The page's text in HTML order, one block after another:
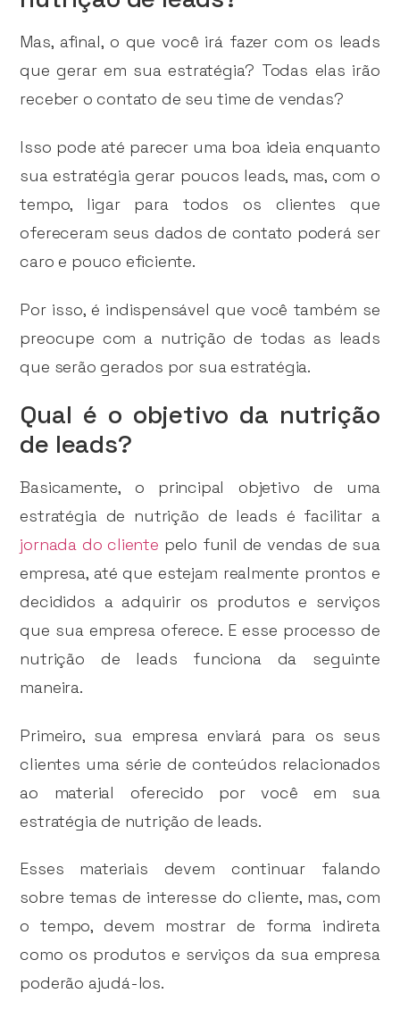
Mas, afinal, o que você irá fazer com os leads
que gerar em sua estratégia? Todas elas irão
receber o contato de seu time de vendas?
Isso pode até parecer uma boa ideia enquanto
sua estratégia gerar poucos leads, mas, com o
tempo, ligar para todos os clientes que
ofereceram seus dados de contato poderá ser
caro e pouco eficiente.
Por isso, é indispensável que você também se
preocupe com a nutrição de todas as leads
que serão gerados por sua estratégia.
Qual é o objetivo da nutrição
de leads?
Basicamente, o principal objetivo de uma
estratégia de nutrição de leads é facilitar a
jornada do cliente pelo funil de vendas de sua
empresa, até que estejam realmente prontos e
decididos a adquirir os produtos e serviços
que sua empresa oferece. E esse processo de
nutrição de leads funciona da seguinte
maneira.
Primeiro, sua empresa enviará para os seus
clientes uma série de conteúdos relacionados
ao material oferecido por você em sua
estratégia de nutrição de leads.
Esses materiais devem continuar falando
sobre temas de interesse do cliente, mas, com
o tempo, devem mostrar de forma indireta
como os produtos e serviços da sua empresa
poderão ajudá-los.